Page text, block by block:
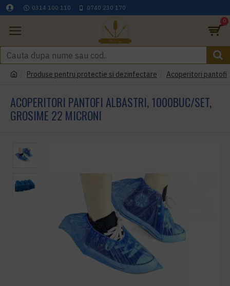
0314 100 110 0740 230 170
0
Produse pentru protectie si dezinfectare Acoperitori pantofi
ACOPERITORI PANTOFI ALBASTRI, 1000BUC/SET,
GROSIME 22 MICRONI